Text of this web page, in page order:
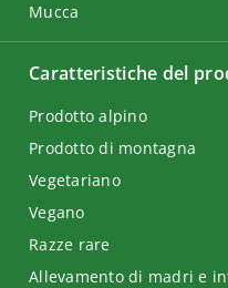
Mucca
Caratteristiche del
Prodotto alpino
Prodotto di montagna
Vegetariano
Vegano
Razze rare
Allevamento di madri e